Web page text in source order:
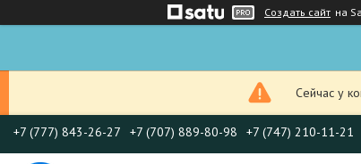
Создать сайт на
Сейчас у
+7 (777) 843-26-27 +7 (707) 889-80-98 +7 (747) 210-11-21